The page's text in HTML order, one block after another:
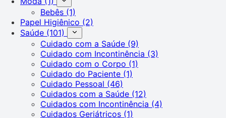
Bebês (1)
Papel Higiênico (2)
Saúde (101)
Cuidado com a Saúde (9)
Cuidado com Incontinência (3)
Cuidado com o Corpo (1)
Cuidado do Paciente (1)
Cuidado Pessoal (46)
Cuidados com a Saúde (12)
Cuidados com Incontinência (4)
Cuidados Geriátricos (1)